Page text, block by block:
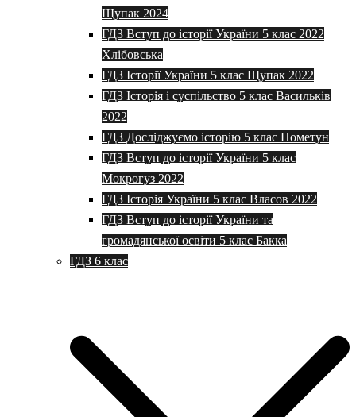
Щупак 2024
ГДЗ Вступ до історії України 5 клас 2022
Хлібовська
ГДЗ Історії України 5 клас Щупак 2022
ГДЗ Історія і суспільство 5 клас Васильків
2022
ГДЗ Досліджуємо історію 5 клас Пометун
ГДЗ Вступ до історії України 5 клас
Мокрогуз 2022
ГДЗ Історія України 5 клас Власов 2022
ГДЗ Вступ до історії України та
громадянської освіти 5 клас Бакка
ГДЗ 6 клас